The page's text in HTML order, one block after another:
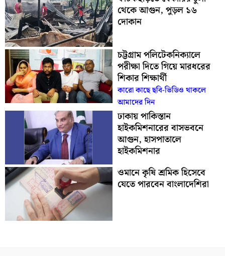
থেকে আগুন, পুড়ল ১৬
দোকান
চট্টগ্রাম পলিটেকনিক্যালে
পরীক্ষা দিতে গিয়ে মারধরের
শিকার শিক্ষার্থী
কারো কাছে ছবি-ভিডিও থাকলে
আমাদের দিন
ঢাকায় পাকিস্তান
হাইকমিশনারের বাসভবনে
আগুন, হাসপাতালে
হাইকমিশনার
ওমানে কৃষি শ্রমিক হিসেবে
যেতে পারবেন বাংলাদেশিরা